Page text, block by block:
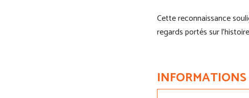
Cette reconnaissance
regards portés sur